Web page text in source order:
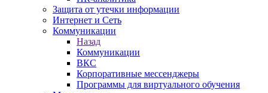
Защита от утечки информации
Интернет и Сеть
Коммуникации
Назад
Коммуникации
ВКС
Корпоративные мессенджеры
Программы для виртуального обучения